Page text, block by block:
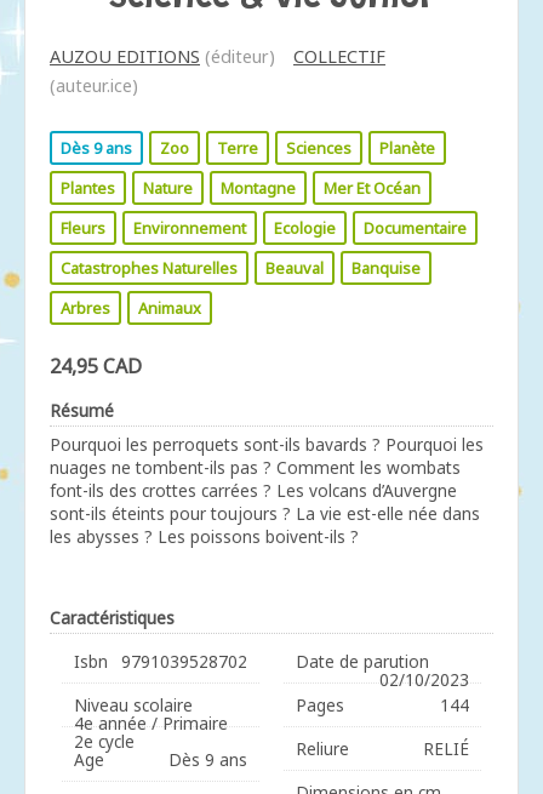
AUZOU EDITIONS (éditeur)
COLLECTIF
(auteur.ice)
Dès 9 ans Zoo Terre Sciences
Planète
Plantes
Nature Montagne
Mer Et Océan
Fleurs
Environnement Ecologie
Documentaire
Catastrophes Naturelles
Beauval
Banquise
Arbres
Animaux
24,95 CAD
Résumé
Pourquoi les perroquets sont-ils bavards ? Pourquoi les
nuages ne tombent-ils pas ? Comment les wombats
font-ils des crottes carrées ? Les volcans d’Auvergne
sont-ils éteints pour toujours ? La vie est-elle née dans
les abysses ? Les poissons boivent-ils ?
Caractéristiques
Isbn
9791039528702
Niveau scolaire
4e année / Primaire
2e cycle
Age
Dès 9 ans
Date de parution
02/10/2023
Pages
144
Reliure
RELIÉ